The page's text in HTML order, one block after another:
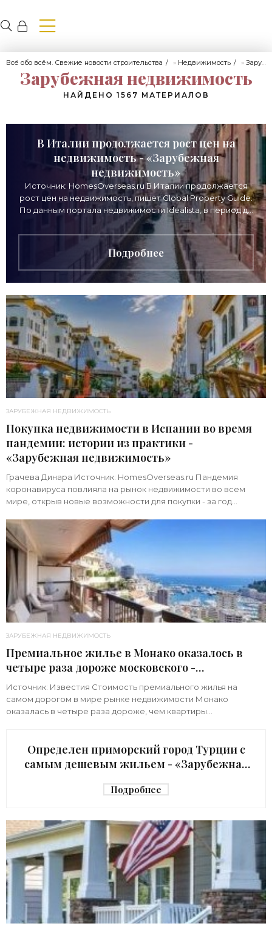
Всё обо всём. Свежие новости строительства » Недвижимость » Зарубежная недвижимость
Зарубежная недвижимость
НАЙДЕНО 1567 МАТЕРИАЛОВ
В Италии продолжается рост цен на
недвижимость - «Зарубежная
недвижимость»
Источник: HomesOverseas.ru В Италии продолжается
рост цен на недвижимость, пишет Global Property Guide.
По данным портала недвижимости Idealista, в период до
февраля 2021 года цены на
Подробнее
ЗАРУБЕЖНАЯ НЕДВИЖИМОСТЬ
Покупка недвижимости в Испании во время
пандемии: истории из практики -
«Зарубежная недвижимость»
Грачева Динара Источник: HomesOverseas.ru Пандемия
коронавируса повлияла на рынок недвижимости во всем
мире, открыв новые возможности для покупки - за год
ЗАРУБЕЖНАЯ НЕДВИЖИМОСТЬ
Премиальное жилье в Монако оказалось в
четыре раза дороже московского -
«Зарубежная недвижимость»
Источник: Известия Стоимость премиального жилья на
самом дорогом в мире рынке недвижимости Монако
оказалась в четыре раза дороже, чем квартиры
Определен приморский город Турции с
самым дешевым жильем - «Зарубежная
Подробнее